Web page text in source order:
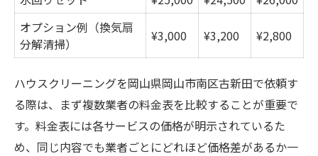
オプション例（換気扇
分解清掃）
¥3,000 ¥3,200 ¥2,800
ハウスクリーニングを岡山県岡山市南区古新田で依頼す
る際は、まず複数業者の料金表を比較することが重要で
す。料金表には各サービスの価格が明示されているた
め、同じ内容でも業者ごとにどれほど価格差があるか一